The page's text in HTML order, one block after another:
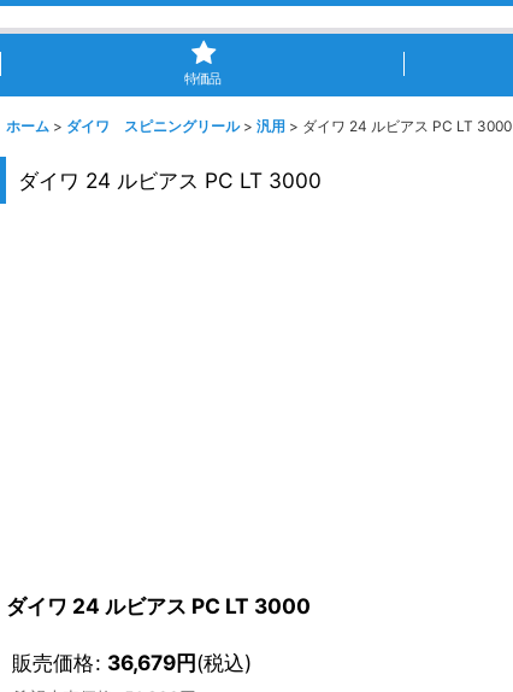
特価品
ホーム > ダイワ スピニングリール > 汎用 > ダイワ 24 ルビアス PC LT 3000
ダイワ 24 ルビアス PC LT 3000
ダイワ 24 ルビアス PC LT 3000
販売価格: 36,679円(税込)